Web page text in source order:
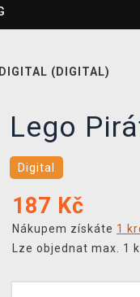
(DIGITAL)
Lego
Digital
187 Kč
Nákupem získáte 1
Lze objednat max. 1